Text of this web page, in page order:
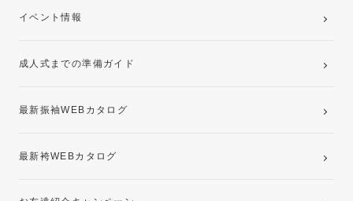
卒業袴レンタルプラン
イベント情報
成人式までの準備ガイド
最新振袖WEBカタログ
最新袴WEBカタログ